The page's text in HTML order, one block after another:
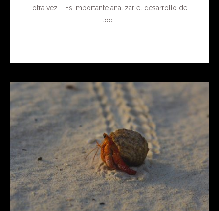
otra vez. Es importante analizar el desarrollo de
tod...